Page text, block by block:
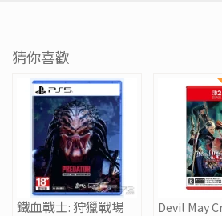
猜你喜歡
鐵血戰士: 狩獵戰場
Devil May